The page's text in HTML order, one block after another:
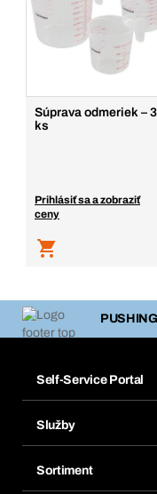
Súprava odmeriek – 3
ks
Prihlásiť sa a zobraziť
ceny
Self-Service Portal
Obľúbené
Služby
Sortiment